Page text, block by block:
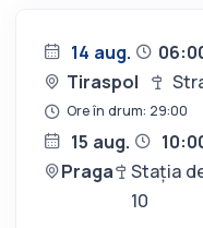
14 aug.
Tiraspol
Ore în drum: 29:00
15 aug.
Praga
Stația
10